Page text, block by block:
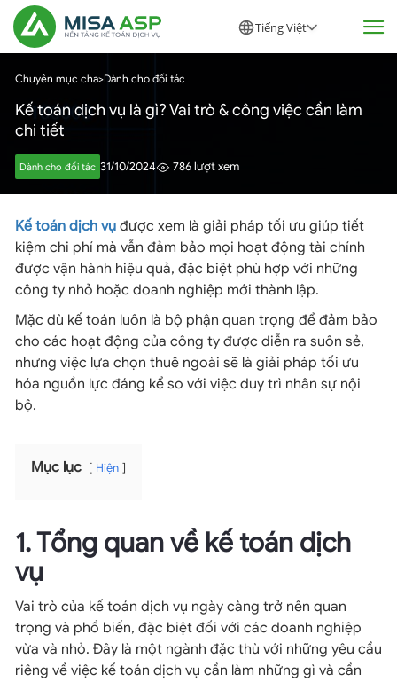
Tiếng Việt
Chuyên mục cha>Dành cho đối tác
Kế toán dịch vụ là gì? Vai trò & công việc cần làm
chi tiết
Dành cho đối tác 31/10/2024 786 lượt xem
Kế toán dịch vụ được xem là giải pháp tối ưu giúp tiết
kiệm chi phí mà vẫn đảm bảo mọi hoạt động tài chính
được vận hành hiệu quả, đặc biệt phù hợp với những
công ty nhỏ hoặc doanh nghiệp mới thành lập.
Mặc dù kế toán luôn là bộ phận quan trọng để đảm bảo
cho các hoạt động của công ty được diễn ra suôn sẻ,
nhưng việc lựa chọn thuê ngoài sẽ là giải pháp tối ưu
hóa nguồn lực đáng kể so với việc duy trì nhân sự nội
bộ.
Mục lục Hiện
1. Tổng quan về kế toán dịch
vụ
Vai trò của kế toán dịch vụ ngày càng trở nên quan
trọng và phổ biến, đặc biệt đối với các doanh nghiệp
vừa và nhỏ. Đây là một ngành đặc thù với những yêu cầu
riêng về việc kế toán dịch vụ cần làm những gì và cần